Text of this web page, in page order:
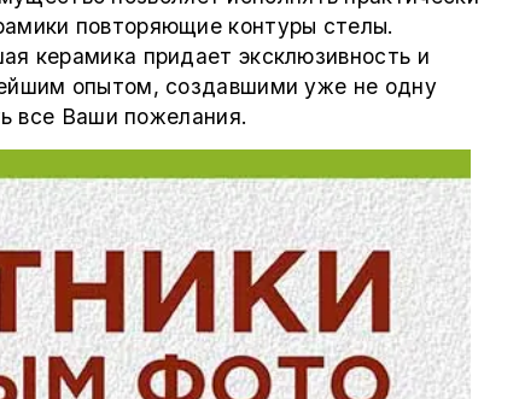
повторяющие контуры стелы.
керамика придает эксклюзивность и
опытом, создавшими уже не одну
все Ваши пожелания.